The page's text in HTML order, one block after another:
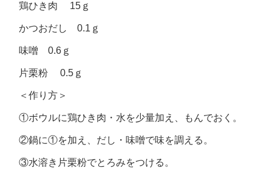
鶏ひき肉 15ｇ
かつおだし 0.1ｇ
味噌 0.6ｇ
片栗粉 0.5ｇ
＜作り方＞
①ボウルに鶏ひき肉・水を少量加え、もんでおく。
②鍋に①を加え、だし・味噌で味を調える。
③水溶き片栗粉でとろみをつける。